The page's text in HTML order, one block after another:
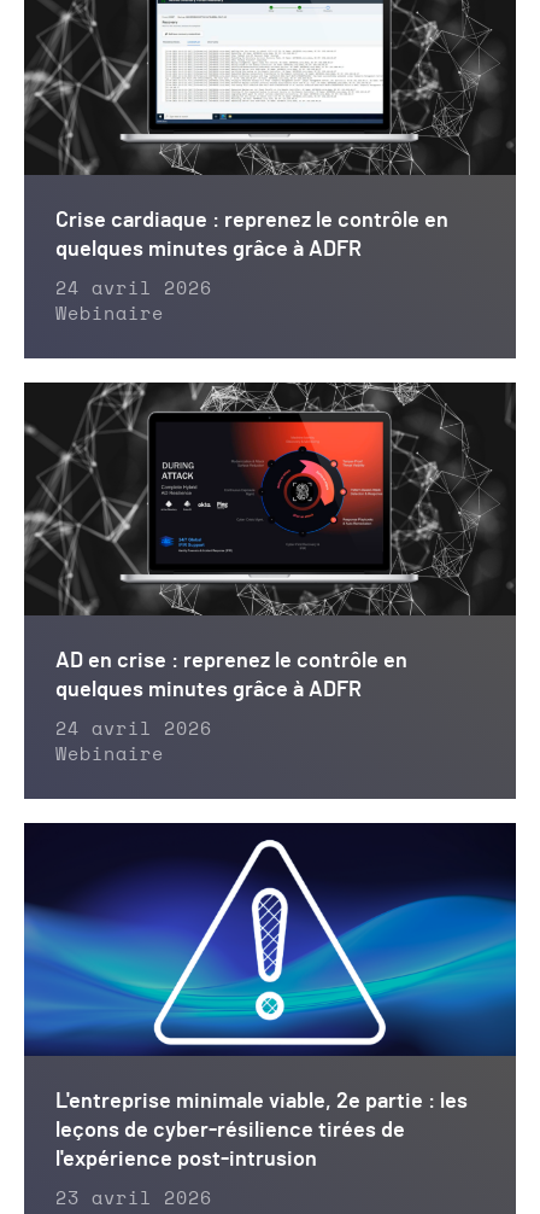
Crise cardiaque : reprenez le contrôle en
quelques minutes grâce à ADFR
24 avril 2026
Webinaire
AD en crise : reprenez le contrôle en
quelques minutes grâce à ADFR
24 avril 2026
Webinaire
L'entreprise minimale viable, 2e partie : les
leçons de cyber-résilience tirées de
l'expérience post-intrusion
23 avril 2026